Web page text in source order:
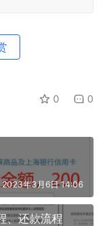
0 0
2023年3月6日 14:06
、还款流程